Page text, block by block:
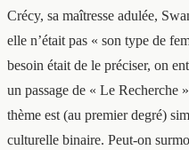
Crécy, sa maîtresse adulée,
elle n’était pas « son type de
besoin était de le préciser, on
un passage de « Le
thème est (au premier degré)
culturelle binaire. Peut-on